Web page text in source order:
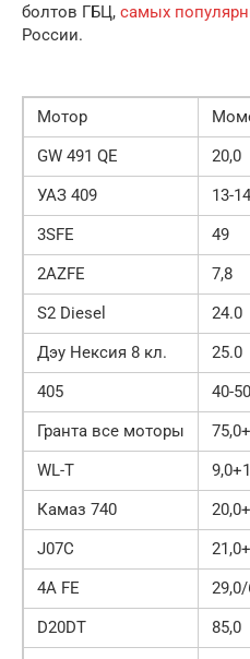
болтов ГБЦ, самых
России.
Мотор
GW 491 QE
20,0
УАЗ 409
13-
3SFE
49
2AZFE
7,8
S2 Diesel
24.0
Дэу Нексия 8 кл.
25.0
405
40-
Гранта все моторы
WL-T
Камаз 740
J07C
4A FE
D20DT
85,0